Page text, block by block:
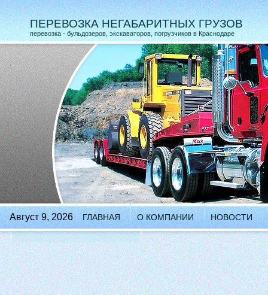
ПЕРЕВОЗКА НЕГАБАРИТНЫХ ГРУЗОВ
перевозка - бульдозеров, экскаваторов, погрузчиков в Краснодаре
Август 9, 2026 ГЛАВНАЯ О КОМПАНИИ НОВОСТИ